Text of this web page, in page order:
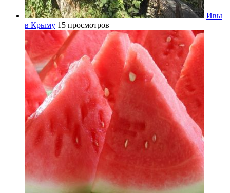
Ивы
в Крыму 15 просмотров